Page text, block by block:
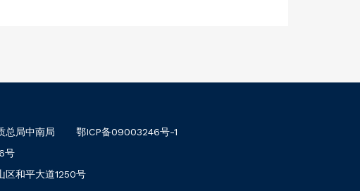
总局中南局
鄂ICP备09003246号-1
号
区和平大道1250号